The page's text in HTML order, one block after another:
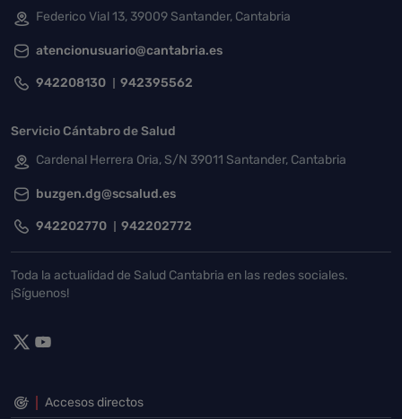
Federico Vial 13, 39009 Santander, Cantabria
atencionusuario@cantabria.es
942208130 942395562
Servicio Cántabro de Salud
Cardenal Herrera Oria, S/N 39011 Santander, Cantabria
buzgen.dg@scsalud.es
942202770 942202772
Toda la actualidad de Salud Cantabria en las redes sociales.
¡Síguenos!
Accesos directos